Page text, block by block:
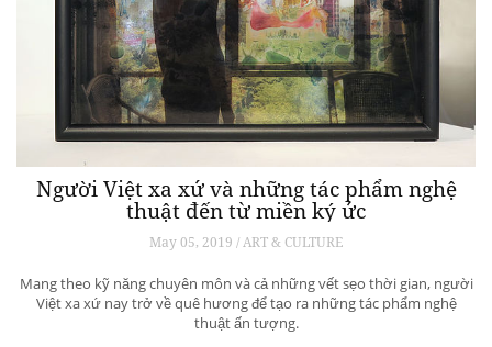
Người Việt xa xứ và những tác phẩm nghệ
thuật đến từ miền ký ức
May 05, 2019 / ART & CULTURE
Mang theo kỹ năng chuyên môn và cả những vết sẹo thời gian, người
Việt xa xứ nay trở về quê hương để tạo ra những tác phẩm nghệ
thuật ấn tượng.